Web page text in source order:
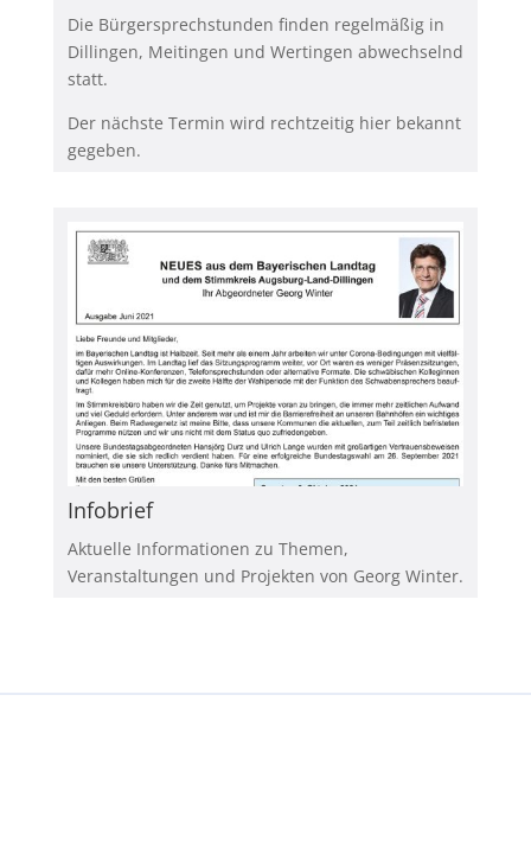
Die Bürgersprechstunden finden regelmäßig in
Dillingen, Meitingen und Wertingen abwechselnd
statt.
Der nächste Termin wird rechtzeitig hier bekannt
gegeben.
Infobrief
Aktuelle Informationen zu Themen,
Veranstaltungen und Projekten von Georg Winter.